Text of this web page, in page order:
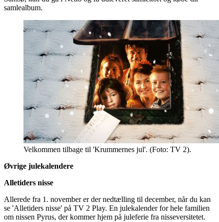
samlealbum.
Velkommen tilbage til 'Krummernes jul'. (Foto: TV 2).
Øvrige julekalendere
Alletiders nisse
Allerede fra 1. november er der nedtælling til december, når du kan
se 'Alletiders nisse' på TV 2 Play. En julekalender for hele familien
om nissen Pyrus, der kommer hjem på juleferie fra nisseversitetet.